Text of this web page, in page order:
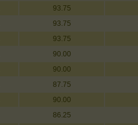
93.75
93.75
93.75
90.00
90.00
87.75
90.00
86.25